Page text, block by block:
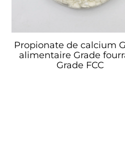
Propionate de calcium
alimentaire Grade
Grade FCC